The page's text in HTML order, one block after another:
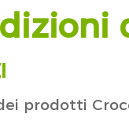
prodotti